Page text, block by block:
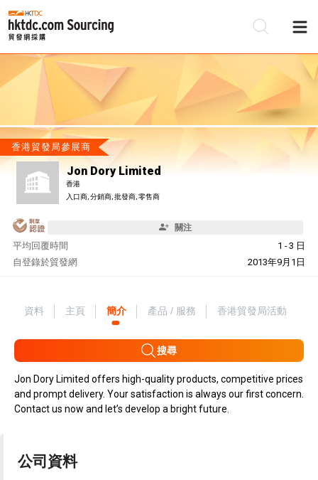
香港貿發局參展商
Jon Dory Limited
香港
入口商, 分銷商, 批發商, 零售商
關注
平均回覆時間
1 - 3 日
自
2013年9月1日
登錄於貿發網
資料 主頁 簡介 產品 / 服務 香港貿發局活動
搜尋
Jon Dory Limited offers high-quality products, competitive prices
and prompt delivery. Your satisfaction is always our first concern.
Contact us now and let’s develop a bright future.
公司資料